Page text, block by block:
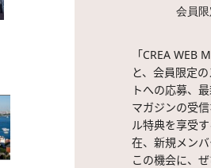
会員
「CREA WEB
と、会員限定
トへの応募、
マガジンの受
ル特典を享受
在、新規メンバ
この機会に、